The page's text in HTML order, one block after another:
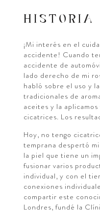
HISTORIA
¡Mi interés en el
accidente! Cuando
accidente de
lado derecho de mi
habló sobre el uso y
tradicionales de
aceites y la
cicatrices. Los
Hoy, no tengo
temprana despertó
la piel que tiene un
fusionar varios
individual, y con el
conexiones
compartir este
Londres, fundé la